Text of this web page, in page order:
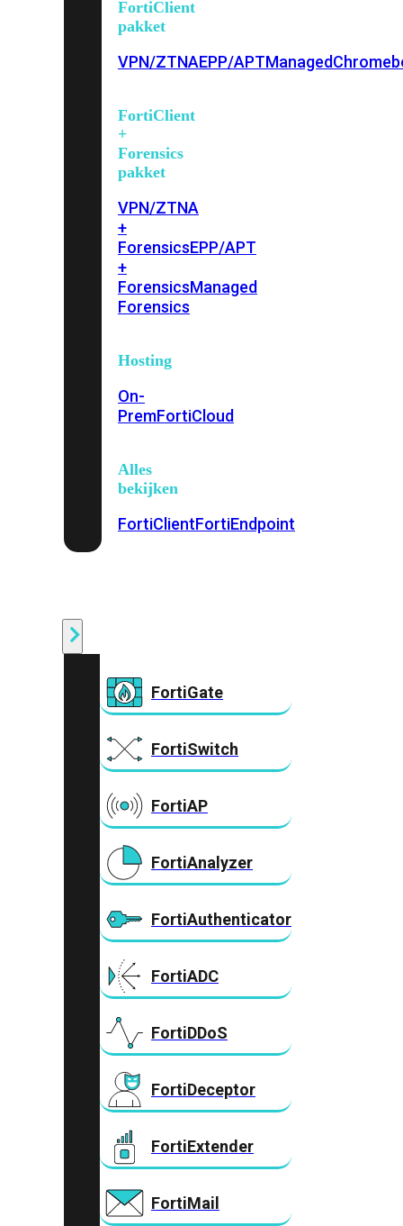
FortiClient
pakket
VPN/ZTNAEPP/APTManaged
FortiClient
+
Forensics
pakket
VPN/ZTNA
+
ForensicsEPP/APT
+
ForensicsManaged
Forensics
Hosting
On-
PremFortiCloud
Alles
bekijken
FortiClientFortiEndpoint
FortiGate
FortiSwitch
FortiAP
FortiAnalyzer
FortiAuthenticator
FortiADC
FortiDDoS
FortiDeceptor
FortiExtender
FortiMail